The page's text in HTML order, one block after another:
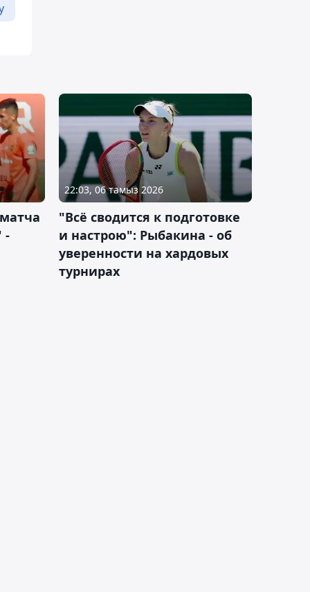
-
22:03, 06 тамыз 2026
"Всё сводится к подготовке
и настрою": Рыбакина - об
уверенности на хардовых
турнирах